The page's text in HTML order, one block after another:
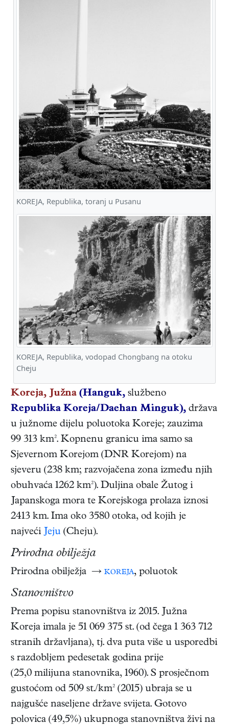
KOREJA, Republika, toranj u Pusanu
KOREJA, Republika, vodopad Chongbang na otoku
Cheju
Koreja, Južna (Hanguk, službeno
Republika Koreja/Daehan Minguk), država
u južnome dijelu poluotoka Koreje; zauzima
99 313 km². Kopnenu granicu ima samo sa
Sjevernom Korejom (DNR Korejom) na
sjeveru (238 km; razvojačena zona između njih
obuhvaća 1262 km²). Duljina obale Žutog i
Japanskoga mora te Korejskoga prolaza iznosi
2413 km. Ima oko 3580 otoka, od kojih je
najveći Jeju (Cheju).
Prirodna obilježja
Prirodna obilježja → koreja, poluotok
Stanovništvo
Prema popisu stanovništva iz 2015. Južna
Koreja imala je 51 069 375 st. (od čega 1 363 712
stranih državljana), tj. dva puta više u usporedbi
s razdobljem pedesetak godina prije
(25,0 milijuna stanovnika, 1960). S prosječnom
gustoćom od 509 st./km² (2015) ubraja se u
najgušće naseljene države svijeta. Gotovo
polovica (49,5%) ukupnoga stanovništva živi na